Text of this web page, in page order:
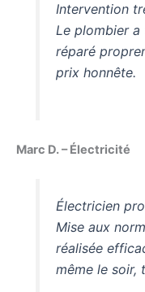
Intervention
Le plombier
réparé
prix honnête.
Marc D. – Électricité
Électricien
Mise aux
réalisée
même le soir,